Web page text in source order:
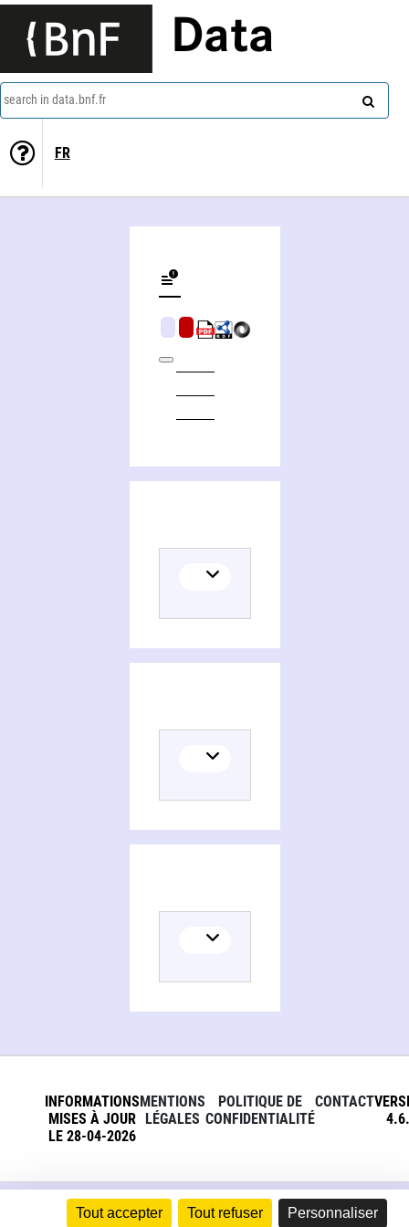
Tout accepter Tout refuser Personnaliser
Data
search in data.bnf.fr
FR
INFORMATIONS
MISES À JOUR
LE 28-04-2026
MENTIONS
LÉGALES
POLITIQUE DE
CONFIDENTIALITÉ
CONTACT